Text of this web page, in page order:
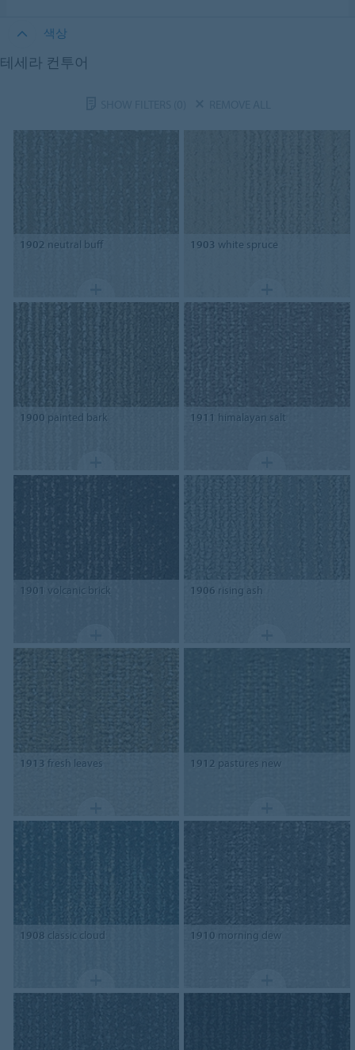
색상
테세라 컨투어
1902 neutral buff 1903 white spruce
1900 painted bark 1911 himalayan salt
1901 volcanic brick 1906 rising ash
1913 fresh leaves 1912 pastures new
1908 classic cloud 1910 morning dew